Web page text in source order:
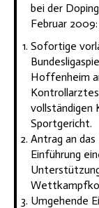
bei der
Februar 2009:
Sofortige
Hoffenheim
vollständigen
Sportgericht.
Antrag an
Einführung
Umgehende